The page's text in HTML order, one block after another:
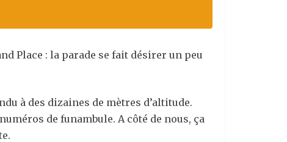
Place : la parade se fait désirer un peu
à des dizaines de mètres d’altitude.
de funambule. A côté de nous, ça